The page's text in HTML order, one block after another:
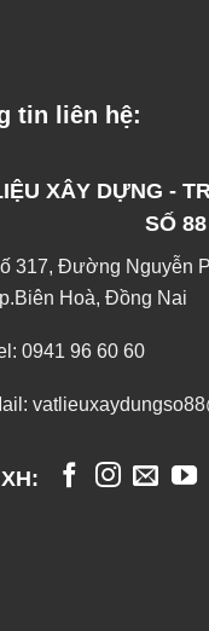
tin liên hệ:
XÂY DỰNG -
SỐ 88
317, Đường Nguyễn
Hoà, Đồng Nai
0941 96 60 60